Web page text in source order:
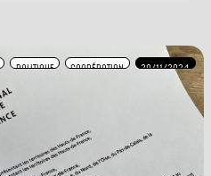
POLITIQUE COOPÉRATION 29/11/2024